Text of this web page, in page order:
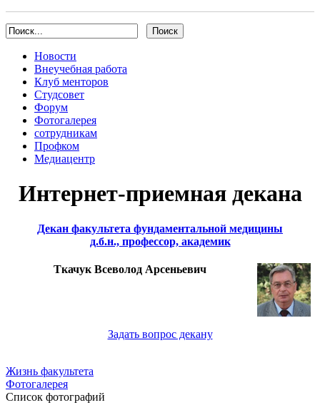
Новости
Внеучебная работа
Клуб менторов
Студсовет
Форум
Фотогалерея
сотрудникам
Профком
Медиацентр
Интернет-приемная декана
Декан факультета фундаментальной медицины
д.б.н., профессор, академик
Ткачук Всеволод Арсеньевич
Задать вопрос декану
Жизнь факультета
Фотогалерея
Список фотографий